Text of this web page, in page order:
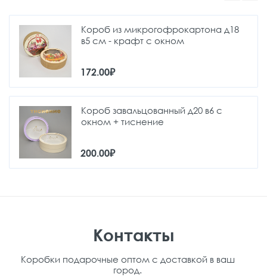
Короб из микрогофрокартона д18
в5 см - крафт с окном
172.00₽
Короб завальцованный д20 в6 с
окном + тиснение
200.00₽
Контакты
Коробки подарочные оптом с доставкой в ваш
город.